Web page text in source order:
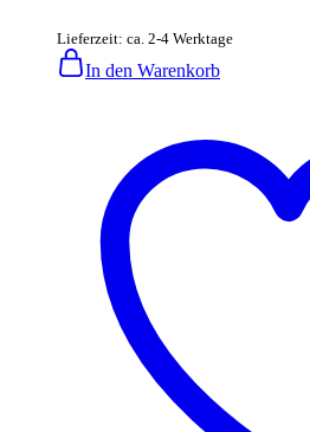
Lieferzeit: ca. 2-4 Werktage
In den Warenkorb